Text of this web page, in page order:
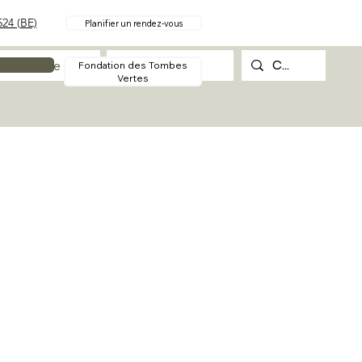
(BE) Planifier un rendez-vous
Contact
Fondation des Tombes
Vertes